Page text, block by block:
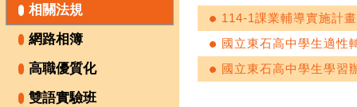
相關法規
網路相簿
高職優質化
雙語實驗班
114-1課業輔導實施計畫
國立東石高中學生適性
國立東石高中學生學習